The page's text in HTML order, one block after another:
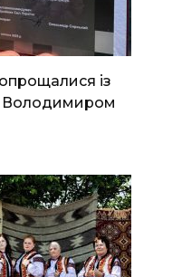
із
Володимиром